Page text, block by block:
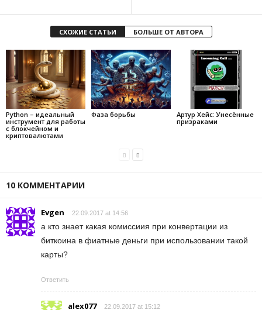
СХОЖИЕ СТАТЬИ БОЛЬШЕ ОТ АВТОРА
Python – идеальный
инструмент для работы
с блокчейном и
криптовалютами
Фаза борьбы
Артур Хейс: Унесённые
призраками
10 КОММЕНТАРИИ
Evgen 22.09.2017 at 14:56
а кто знает какая комиссиия при конвертации из
биткоина в фиатные деньги при использовании такой
карты?
Ответить
alex077 22.09.2017 at 15:12